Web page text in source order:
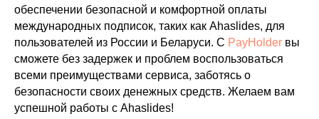
обеспечении безопасной и комфортной оплаты
международных подписок, таких как Ahaslides, для
пользователей из России и Беларуси. С PayHolder вы
сможете без задержек и проблем воспользоваться
всеми преимуществами сервиса, заботясь о
безопасности своих денежных средств. Желаем вам
успешной работы с Ahaslides!